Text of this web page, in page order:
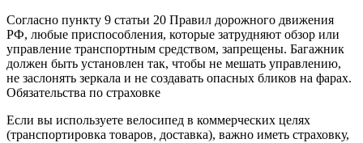
Согласно пункту 9 статьи 20 Правил дорожного движения
РФ, любые приспособления, которые затрудняют обзор или
управление транспортным средством, запрещены. Багажник
должен быть установлен так, чтобы не мешать управлению,
не заслонять зеркала и не создавать опасных бликов на фарах.
Обязательства по страховке
Если вы используете велосипед в коммерческих целях
(транспортировка товаров, доставка), важно иметь страховку,